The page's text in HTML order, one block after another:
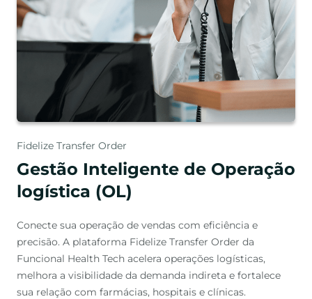
Fidelize Transfer Order
Gestão Inteligente de Operação
logística (OL)
Conecte sua operação de vendas com eficiência e
precisão. A plataforma Fidelize Transfer Order da
Funcional Health Tech acelera operações logísticas,
melhora a visibilidade da demanda indireta e fortalece
sua relação com farmácias, hospitais e clínicas.